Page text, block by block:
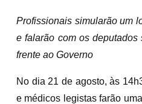
Profissionais simularão um
e falarão com os
frente ao Governo
No dia 21 de agosto, às
e médicos legistas farão